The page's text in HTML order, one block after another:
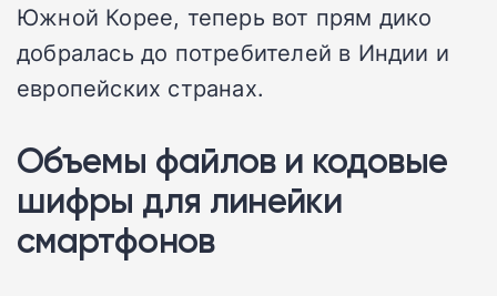
Южной Корее, теперь вот прям дико
добралась до потребителей в Индии и
европейских странах.
Объемы файлов и кодовые
шифры для линейки
смартфонов